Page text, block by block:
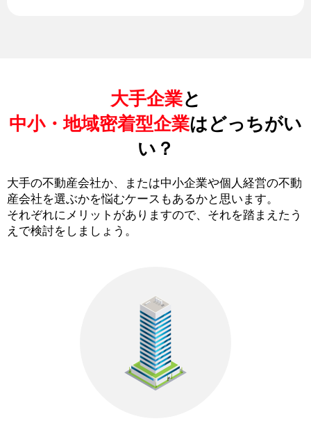
大手企業と
中小・地域密着型企業はどっちがい
い？
大手の不動産会社か、または中小企業や個人経営の不動
産会社を選ぶかを悩むケースもあるかと思います。
それぞれにメリットがありますので、それを踏まえたう
えで検討をしましょう。